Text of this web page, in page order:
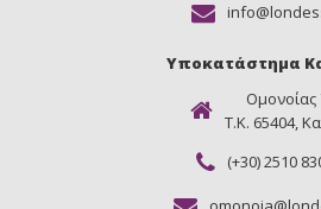
Υποκατάστημα
Ομονοίας
Τ.Κ. 65404,
(+30) 2510